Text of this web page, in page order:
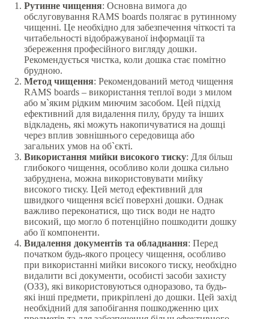
Рутинне чищення: Основна вимога до
обслуговування RAMS boards полягає в рутинному
чищенні. Це необхідно для забезпечення чіткості та
читабельності відображуваної інформації та
збереження професійного вигляду дошки.
Рекомендується чистка, коли дошка стає помітно
брудною.
Метод чищення: Рекомендований метод чищення
RAMS boards – використання теплої води з милом
або м`яким рідким миючим засобом. Цей підхід
ефективний для видалення пилу, бруду та інших
відкладень, які можуть накопичуватися на дошці
через вплив зовнішнього середовища або
загальних умов на об`єкті.
Використання мийки високого тиску: Для більш
глибокого чищення, особливо коли дошка сильно
забруднена, можна використовувати мийку
високого тиску. Цей метод ефективний для
швидкого чищення всієї поверхні дошки. Однак
важливо переконатися, що тиск води не надто
високий, що могло б потенційно пошкодити дошку
або її компоненти.
Видалення документів та обладнання: Перед
початком будь-якого процесу чищення, особливо
при використанні мийки високого тиску, необхідно
видалити всі документи, особисті засоби захисту
(ОЗЗ), які використовуються одноразово, та будь-
які інші предмети, прикріплені до дошки. Цей захід
необхідний для запобігання пошкодженню цих